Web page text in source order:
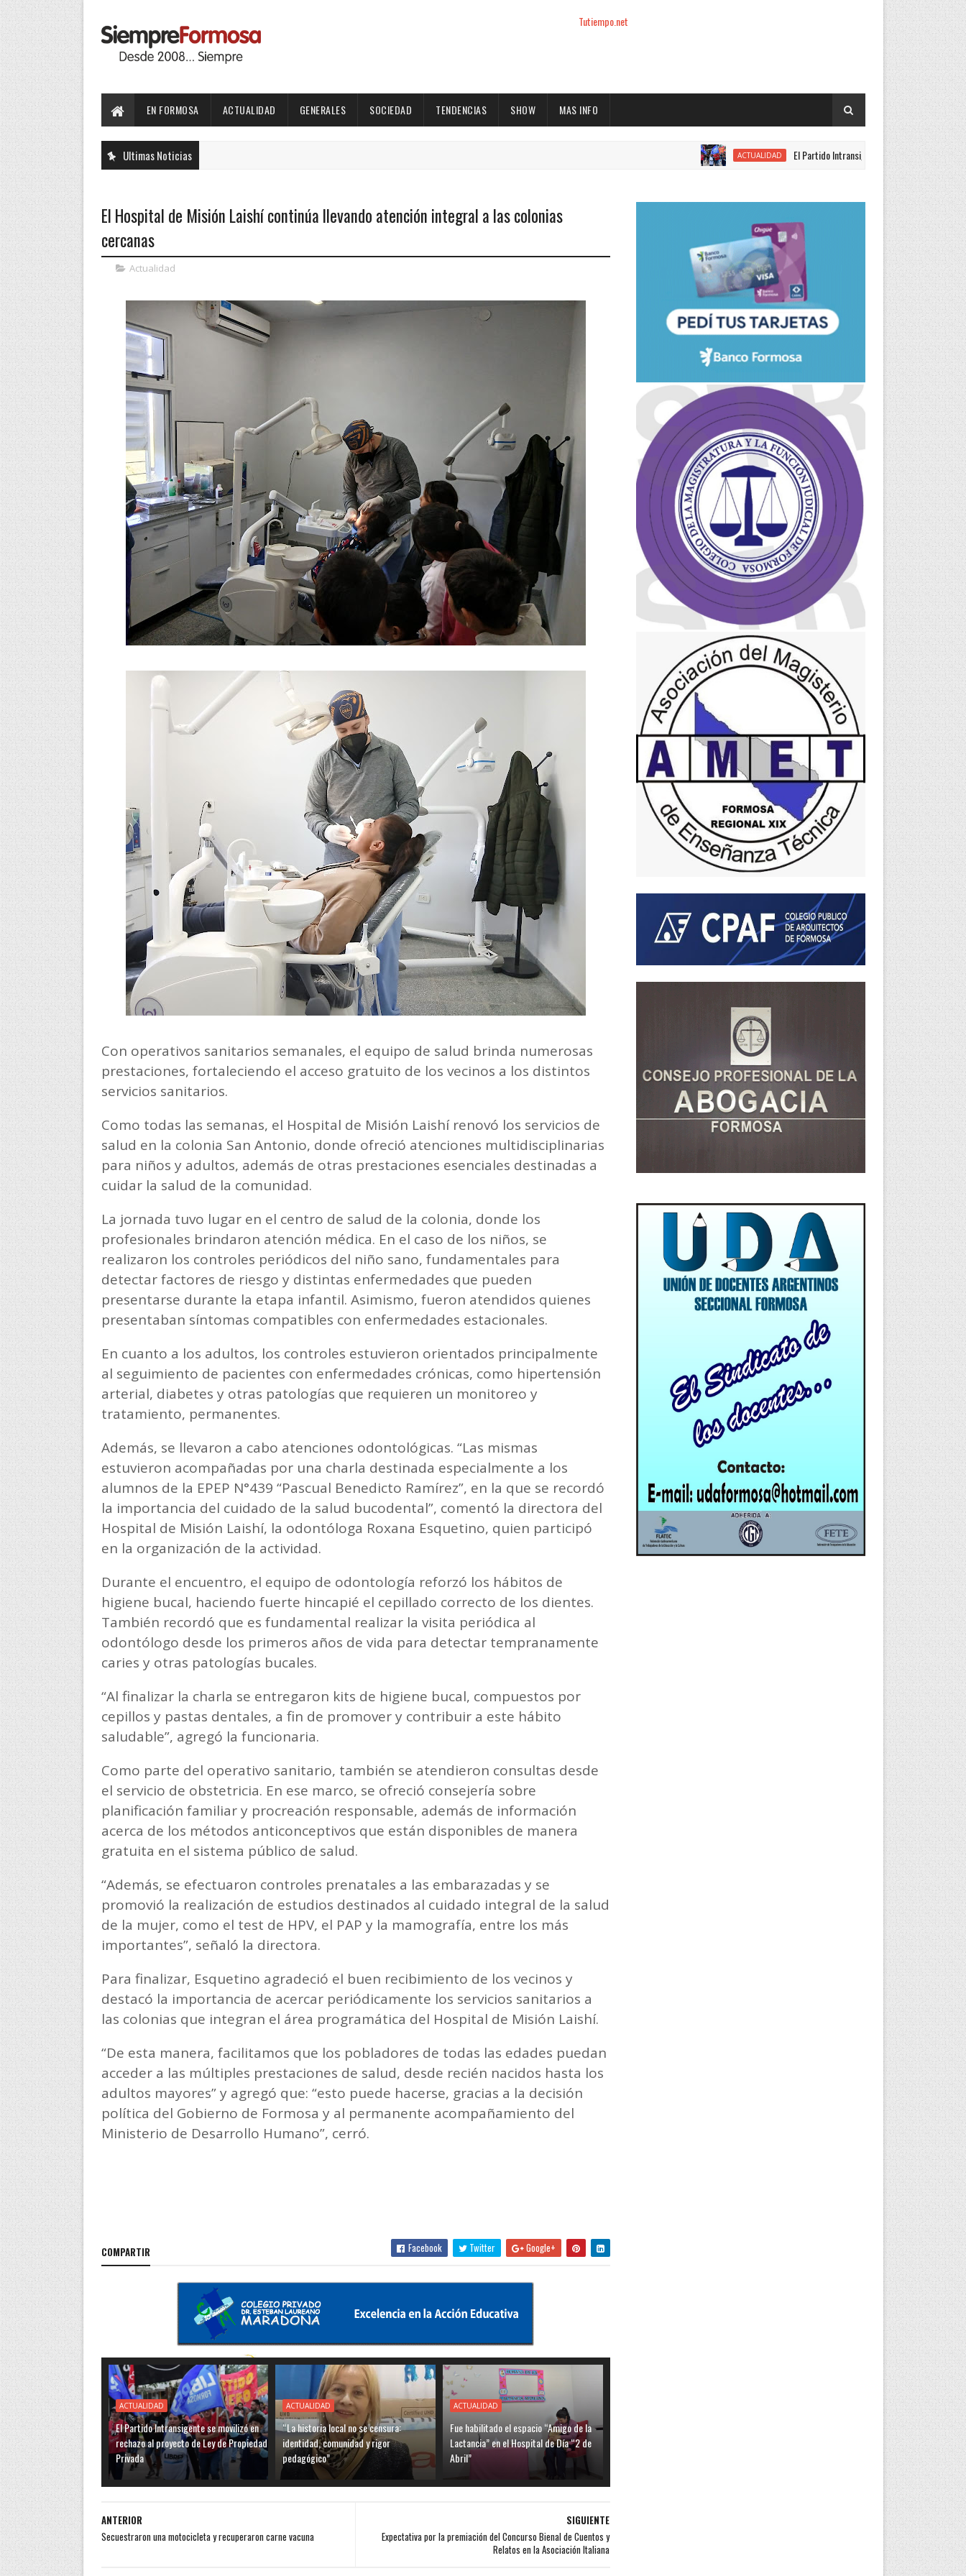
Tutiempo.net
EN FORMOSA ACTUALIDAD GENERALES SOCIEDAD TENDENCIAS SHOW MAS INFO
Ultimas Noticias ACTUALIDAD El Partido Intransigente se movilizó en rechazo al
El Hospital de Misión Laishí continúa llevando atención integral a las colonias
cercanas
Actualidad
Con operativos sanitarios semanales, el equipo de salud brinda numerosas
prestaciones, fortaleciendo el acceso gratuito de los vecinos a los distintos
servicios sanitarios.
Como todas las semanas, el Hospital de Misión Laishí renovó los servicios de
salud en la colonia San Antonio, donde ofreció atenciones multidisciplinarias
para niños y adultos, además de otras prestaciones esenciales destinadas a
cuidar la salud de la comunidad.
La jornada tuvo lugar en el centro de salud de la colonia, donde los
profesionales brindaron atención médica. En el caso de los niños, se
realizaron los controles periódicos del niño sano, fundamentales para
detectar factores de riesgo y distintas enfermedades que pueden
presentarse durante la etapa infantil. Asimismo, fueron atendidos quienes
presentaban síntomas compatibles con enfermedades estacionales.
En cuanto a los adultos, los controles estuvieron orientados principalmente
al seguimiento de pacientes con enfermedades crónicas, como hipertensión
arterial, diabetes y otras patologías que requieren un monitoreo y
tratamiento, permanentes.
Además, se llevaron a cabo atenciones odontológicas. “Las mismas
estuvieron acompañadas por una charla destinada especialmente a los
alumnos de la EPEP N°439 “Pascual Benedicto Ramírez”, en la que se recordó
la importancia del cuidado de la salud bucodental”, comentó la directora del
Hospital de Misión Laishí, la odontóloga Roxana Esquetino, quien participó
en la organización de la actividad.
Durante el encuentro, el equipo de odontología reforzó los hábitos de
higiene bucal, haciendo fuerte hincapié el cepillado correcto de los dientes.
También recordó que es fundamental realizar la visita periódica al
odontólogo desde los primeros años de vida para detectar tempranamente
caries y otras patologías bucales.
“Al finalizar la charla se entregaron kits de higiene bucal, compuestos por
cepillos y pastas dentales, a fin de promover y contribuir a este hábito
saludable”, agregó la funcionaria.
Como parte del operativo sanitario, también se atendieron consultas desde
el servicio de obstetricia. En ese marco, se ofreció consejería sobre
planificación familiar y procreación responsable, además de información
acerca de los métodos anticonceptivos que están disponibles de manera
gratuita en el sistema público de salud.
“Además, se efectuaron controles prenatales a las embarazadas y se
promovió la realización de estudios destinados al cuidado integral de la salud
de la mujer, como el test de HPV, el PAP y la mamografía, entre los más
importantes”, señaló la directora.
Para finalizar, Esquetino agradeció el buen recibimiento de los vecinos y
destacó la importancia de acercar periódicamente los servicios sanitarios a
las colonias que integran el área programática del Hospital de Misión Laishí.
“De esta manera, facilitamos que los pobladores de todas las edades puedan
acceder a las múltiples prestaciones de salud, desde recién nacidos hasta los
adultos mayores” y agregó que: “esto puede hacerse, gracias a la decisión
política del Gobierno de Formosa y al permanente acompañamiento del
Ministerio de Desarrollo Humano”, cerró.
COMPARTIR Facebook Twitter Google+
ACTUALIDAD
El Partido Intransigente se movilizó en
rechazo al proyecto de Ley de Propiedad
Privada
ACTUALIDAD
“La historia local no se censura:
identidad, comunidad y rigor
pedagógico”
ACTUALIDAD
Fue habilitado el espacio “Amigo de la
Lactancia” en el Hospital de Día “2 de
Abril”
SIGUIENTE
Expectativa por la premiación del Concurso Bienal de Cuentos y
Relatos en la Asociación Italiana
ANTERIOR
Secuestraron una motocicleta y recuperaron carne vacuna